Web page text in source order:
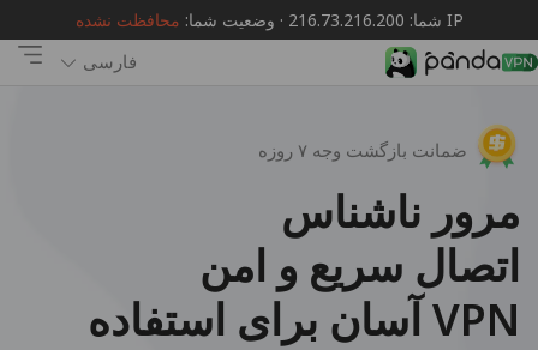
IP شما: 216.73.216.200 · وضعیت شما: محافظت نشده
فارسی
ضمانت بازگشت وجه ۷ روزه
مرور ناشناس
اتصال سریع و امن
VPN آسان برای استفاده